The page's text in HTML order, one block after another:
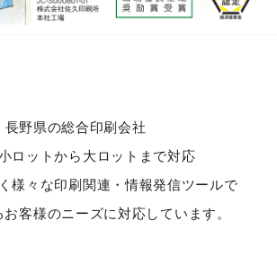
長野県の総合印刷会社
ロットから大ロットまで対応
様々な印刷関連・情報発信ツールで
客様のニーズに対応しています。